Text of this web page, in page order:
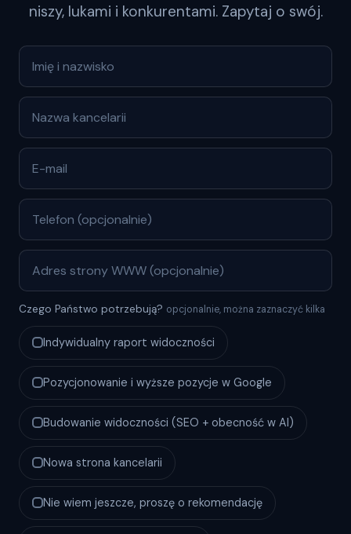
niszy, lukami i konkurentami. Zapytaj o swój.
Czego Państwo potrzebują? opcjonalnie, można zaznaczyć kilka
Indywidualny raport widoczności
Pozycjonowanie i wyższe pozycje w Google
Budowanie widoczności (SEO + obecność w AI)
Nowa strona kancelarii
Nie wiem jeszcze, proszę o rekomendację